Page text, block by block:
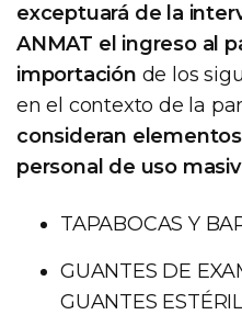
exceptuará de la
ANMAT el ingreso al
importación de los
en el contexto de la
consideran
personal de uso
TAPABOCAS Y
GUANTES DE
GUANTES